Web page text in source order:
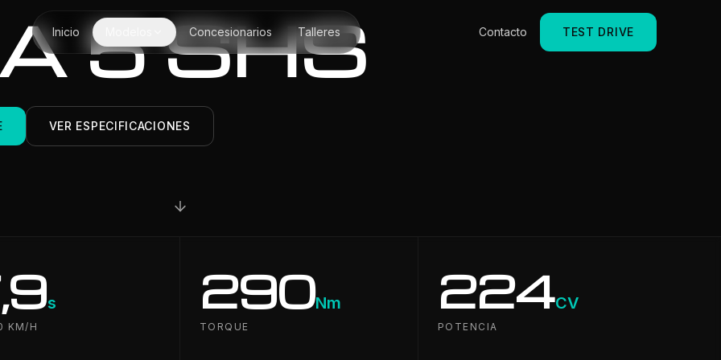
Inicio Concesionarios Talleres Contacto TEST DRIVE
5 SHS
VER ESPECIFICACIONES
s
KM/H
290Nm
TORQUE
224CV
POTENCIA